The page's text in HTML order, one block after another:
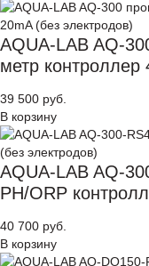
AQUA-LAB AQ-
метр контроллер
39 500 руб.
В корзину
AQUA-LAB AQ-
PH/ORP
40 700 руб.
В корзину